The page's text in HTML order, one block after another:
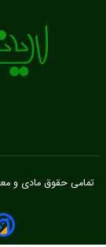
تمامی حقوق مادی و